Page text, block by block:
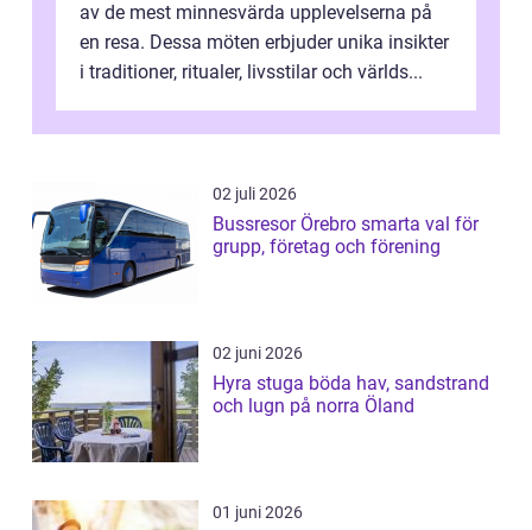
av de mest minnesvärda upplevelserna på
en resa. Dessa möten erbjuder unika insikter
i traditioner, ritualer, livsstilar och världs...
02 juli 2026
Bussresor Örebro smarta val för
grupp, företag och förening
02 juni 2026
Hyra stuga böda hav, sandstrand
och lugn på norra Öland
01 juni 2026